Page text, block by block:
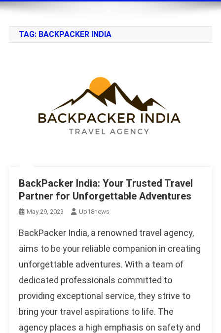
TAG: BACKPACKER INDIA
BackPacker India: Your Trusted Travel
Partner for Unforgettable Adventures
May 29, 2023 Up18news
BackPacker India, a renowned travel agency,
aims to be your reliable companion in creating
unforgettable adventures. With a team of
dedicated professionals committed to
providing exceptional service, they strive to
bring your travel aspirations to life. The
agency places a high emphasis on safety and